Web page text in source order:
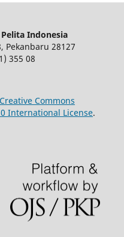
Indonesia
Pekanbaru 28127
355 08
Creative Commons
International License.